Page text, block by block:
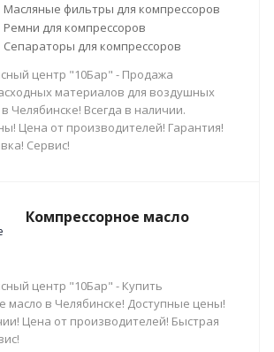
Масляные фильтры для компрессоров
Ремни для компрессоров
Сепараторы для компрессоров
центр "10Бар" - Продажа
материалов для воздушных
Челябинске! Всегда в наличии.
Цена от производителей! Гарантия!
Сервис!
Компрессорное масло
центр "10Бар" - Купить
масло в Челябинске! Доступные цены!
Цена от производителей! Быстрая